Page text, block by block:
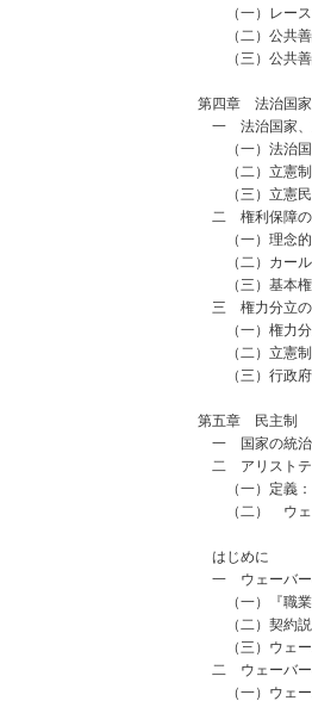
（一）レース
（二）公共善
（三）公共善
第四章 法治国家
一 法治国家、
（一）法治国
（二）立憲制
（三）立憲民
二 権利保障の
（一）理念的
（二）カール
（三）基本権
三 権力分立の
（一）権力分
（二）立憲制
（三）行政府
第五章 民主制
一 国家の統治
二 アリストテ
（一）定義：
（二） ウェー
はじめに
一 ウェーバー
（一）『職業
（二）契約説
（三）ウェー
二 ウェーバー
（一）ウェー